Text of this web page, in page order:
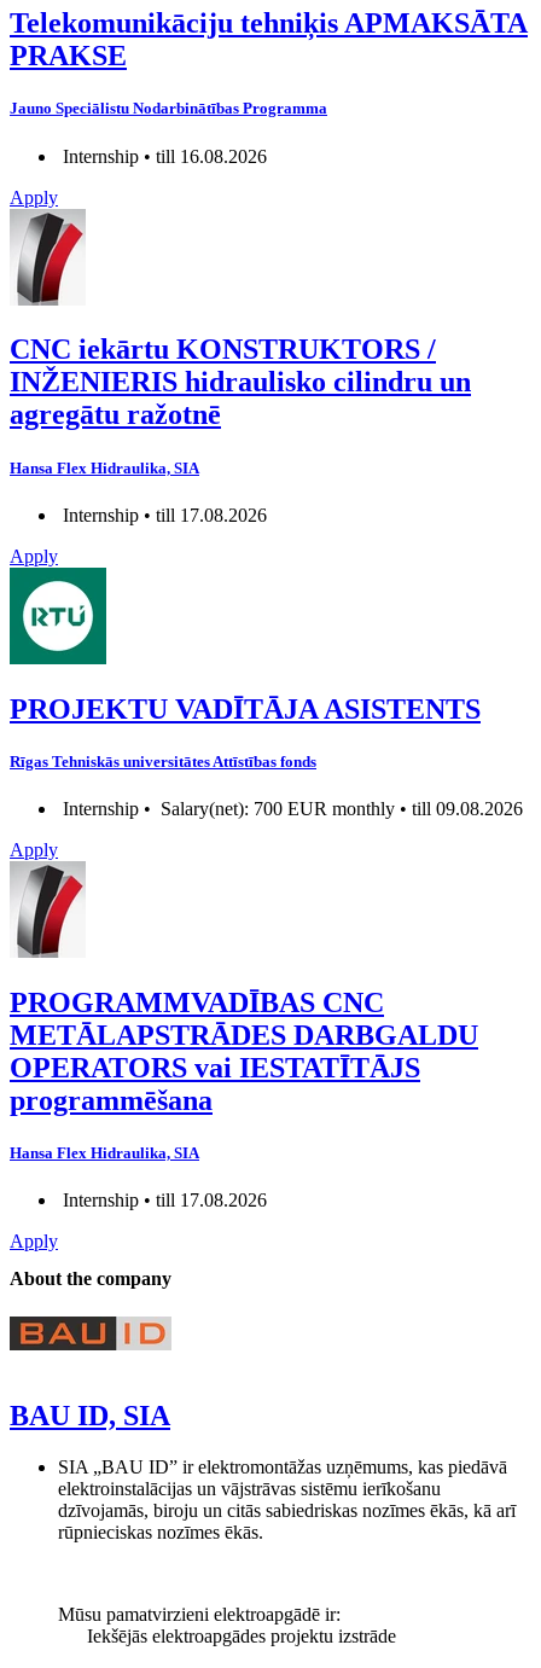
Telekomunikāciju tehniķis APMAKSĀTA
PRAKSE
Jauno Speciālistu Nodarbinātības Programma
Internship • till 16.08.2026
Apply
CNC iekārtu KONSTRUKTORS /
INŽENIERIS hidraulisko cilindru un
agregātu ražotnē
Hansa Flex Hidraulika, SIA
Internship • till 17.08.2026
Apply
PROJEKTU VADĪTĀJA ASISTENTS
Rīgas Tehniskās universitātes Attīstības fonds
Internship • Salary(net): 700 EUR monthly • till 09.08.2026
Apply
PROGRAMMVADĪBAS CNC
METĀLAPSTRĀDES DARBGALDU
OPERATORS vai IESTATĪTĀJS
programmēšana
Hansa Flex Hidraulika, SIA
Internship • till 17.08.2026
Apply
About the company
BAU ID, SIA
SIA „BAU ID” ir elektromontāžas uzņēmums, kas piedāvā
elektroinstalācijas un vājstrāvas sistēmu ierīkošanu
dzīvojamās, biroju un citās sabiedriskas nozīmes ēkās, kā arī
rūpnieciskas nozīmes ēkās.
Mūsu pamatvirzieni elektroapgādē ir:
Iekšējās elektroapgādes projektu izstrāde